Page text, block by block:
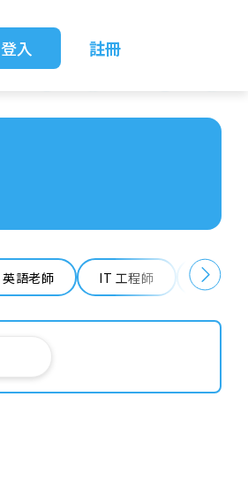
登入 註冊
英語老師 IT 工程師 清潔